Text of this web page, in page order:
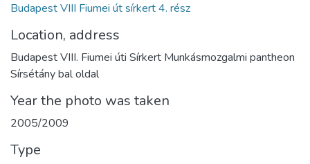
Budapest VIII Fiumei út sírkert 4. rész
Location, address
Budapest VIII. Fiumei úti Sírkert Munkásmozgalmi pantheon
Sírsétány bal oldal
Year the photo was taken
2005/2009
Type